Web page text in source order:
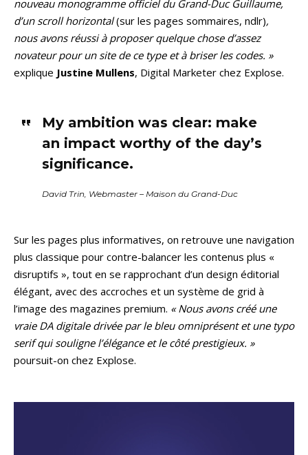
nouveau monogramme officiel du Grand-Duc Guillaume,
d’un scroll horizontal(sur les pages sommaires, ndlr),
nous avons réussi à proposer quelque chose d’assez
novateur pour un site de ce type et à briser les codes. »
explique Justine Mullens, Digital Marketer chez Explose.
My ambition was clear: make
an impact worthy of the day’s
significance.
David Trin, Webmaster – Maison du Grand-Duc
Sur les pages plus informatives, on retrouve une navigation
plus classique pour contre-balancer les contenus plus «
disruptifs », tout en se rapprochant d’un design éditorial
élégant, avec des accroches et un système de grid à
l’image des magazines premium. « Nous avons créé une
vraie DA digitale drivée par le bleu omniprésent et une typo
serif qui souligne l’élégance et le côté prestigieux. »
poursuit-on chez Explose.